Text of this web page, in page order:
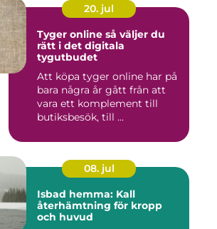
20. jul
Tyger online så väljer du
rätt i det digitala
tygutbudet
Att köpa tyger online har på
bara några år gått från att
vara ett komplement till
butiksbesök, till ...
08. jul
Isbad hemma: Kall
återhämtning för kropp
och huvud